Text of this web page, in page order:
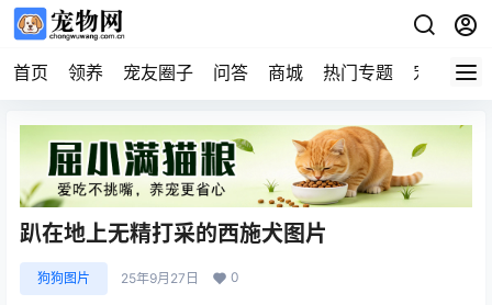
首页 领养 宠友圈子 问答 商城 热门专题 宠物企业
趴在地上无精打采的西施犬图片
狗狗图片 25年9月27日 0